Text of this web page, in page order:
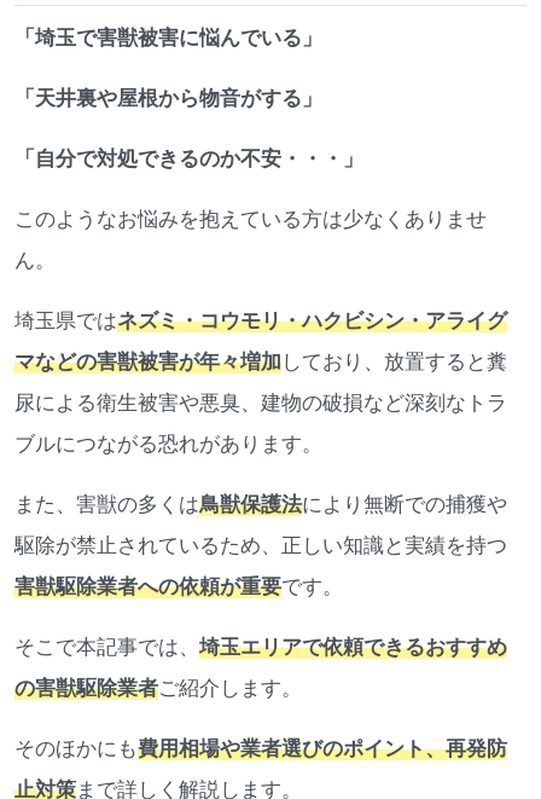
「埼玉で害獣被害に悩んでいる」
「天井裏や屋根から物音がする」
「自分で対処できるのか不安・・・」
このようなお悩みを抱えている方は少なくありませ
ん。
埼玉県ではネズミ・コウモリ・ハクビシン・アライグ
マなどの害獣被害が年々増加しており、放置すると糞
尿による衛生被害や悪臭、建物の破損など深刻なトラ
ブルにつながる恐れがあります。
また、害獣の多くは鳥獣保護法により無断での捕獲や
駆除が禁止されているため、正しい知識と実績を持つ
害獣駆除業者への依頼が重要です。
そこで本記事では、 埼玉エリアで依頼できるおすすめ
の害獣駆除業者ご紹介します。
そのほかにも費用相場や業者選びのポイント、再発防
止対策 まで詳しく解説します。